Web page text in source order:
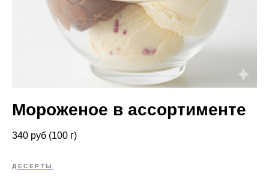
Мороженое в ассортименте
340 руб (100 г)
ДЕСЕРТЫ